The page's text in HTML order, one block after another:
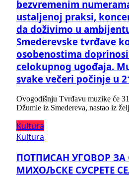
bezvremenim
ustaljenoj praksi,
da doživimo u
Smederevske tvrđave
osobenostima
celokupnog ugođaja.
svake večeri počinje u
Ovogodišnju Tvrđavu muzike će
Džumle iz Smedereva, nastao iz
Kultura
Kultura
ПОТПИСАН УГОВОР
МИХОЉСКЕ СУСРЕТЕ